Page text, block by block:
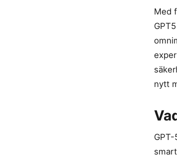
Med
nytt